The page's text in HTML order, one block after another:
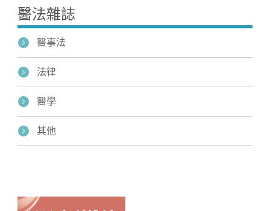
醫法雜誌
醫事法
法律
醫學
其他